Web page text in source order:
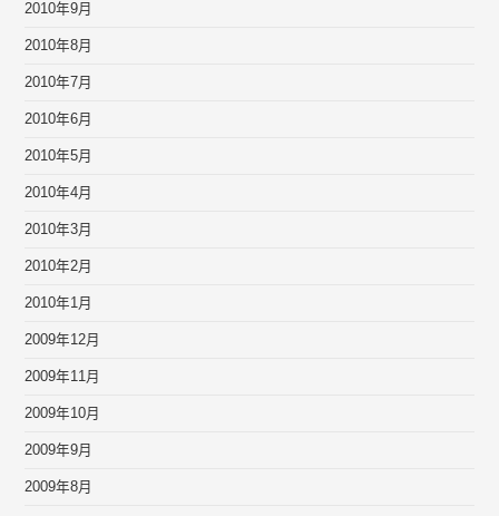
2010年9月
2010年8月
2010年7月
2010年6月
2010年5月
2010年4月
2010年3月
2010年2月
2010年1月
2009年12月
2009年11月
2009年10月
2009年9月
2009年8月